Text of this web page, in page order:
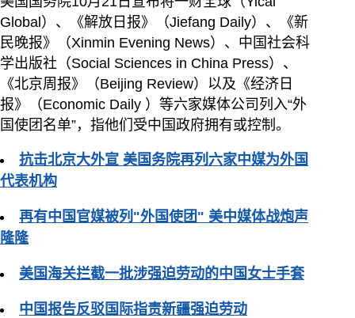
Global）、《解放日报》（Jiefang Daily）、《新
民晚报》（Xinmin Evening News）、中国社会科
学出版社（Social Sciences in China Press）、
《北京周报》（Beijing Review）以及《经济日
报》（Economic Daily ）等六家媒体公司列入“外
国使团名单”，指他们受中国政府拥有或控制。
抗击北京大外宣 美国务院再列六家中媒为外国
代表机构
再有中国官媒被列"外国使团" 美中媒体战炮声
隆隆
美国海关拦截一批涉强迫劳动的中国女士手套
中国报告反驳国际指责新疆强迫劳动